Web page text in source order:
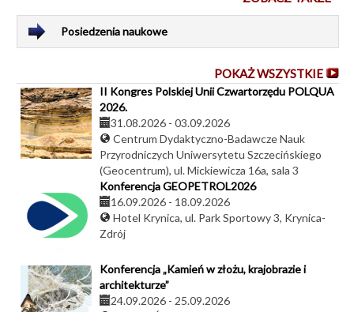
Posiedzenia naukowe
POKAŻ WSZYSTKIE
II Kongres Polskiej Unii Czwartorzędu POLQUA
2026.
31.08.2026- 03.09.2026
Centrum Dydaktyczno-Badawcze Nauk
Przyrodniczych Uniwersytetu Szczecińskiego
(Geocentrum), ul. Mickiewicza 16a, sala 3
Konferencja GEOPETROL2026
16.09.2026- 18.09.2026
Hotel Krynica, ul. Park Sportowy 3, Krynica-
Zdrój
Konferencja „Kamień w złożu, krajobrazie i
architekturze”
24.09.2026- 25.09.2026